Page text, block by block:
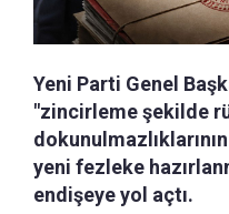
Yeni Parti Genel
"zincirleme şekilde
yeni fezleke
endişeye yol açtı.